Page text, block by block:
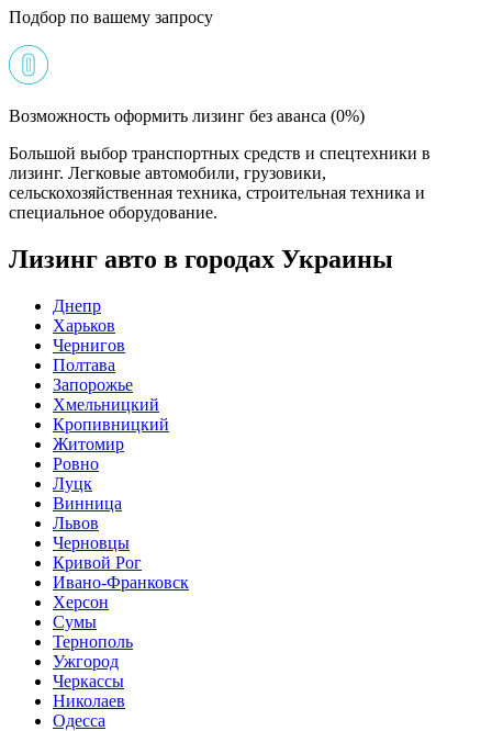
Подбор по вашему запросу
Возможность оформить лизинг без аванса (0%)
Большой выбор транспортных средств и спецтехники в
лизинг. Легковые автомобили, грузовики,
сельскохозяйственная техника, строительная техника и
специальное оборудование.
Лизинг авто в городах Украины
Днепр
Харьков
Чернигов
Полтава
Запорожье
Хмельницкий
Кропивницкий
Житомир
Ровно
Луцк
Винница
Львов
Черновцы
Кривой Рог
Ивано-Франковск
Херсон
Сумы
Тернополь
Ужгород
Черкассы
Николаев
Одесса